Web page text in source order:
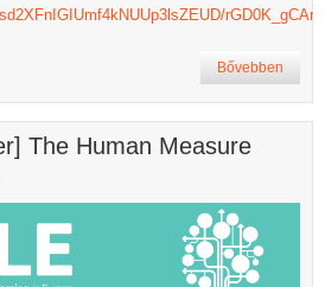
Bővebben
The Human Measure